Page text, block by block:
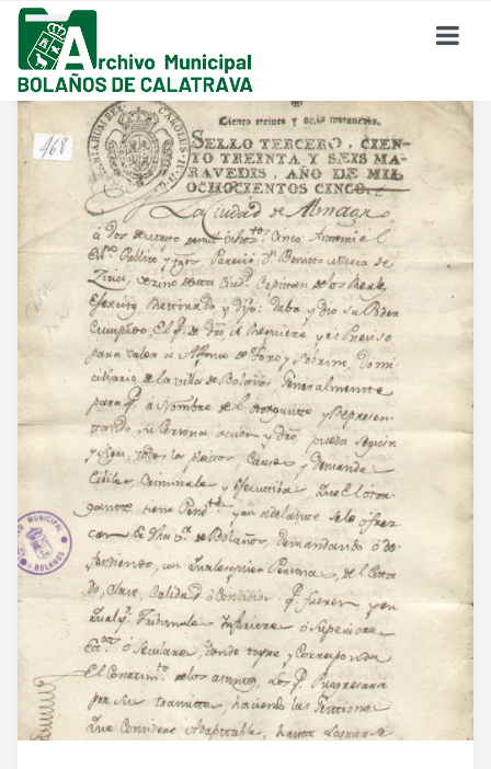
SOBRE EL ARCHIVO
¿Dónde Estamos?
Formulario De Contacto
Historia Del Archivo
Reglamento De Uso Del Archivo
FONDO DOCUMENTAL
Fondo Eclesiástico
Fondo Histórico
Fondo Notarial
Catálogos Y Cuadros De Clasificación
Categorías
Libros De Actas